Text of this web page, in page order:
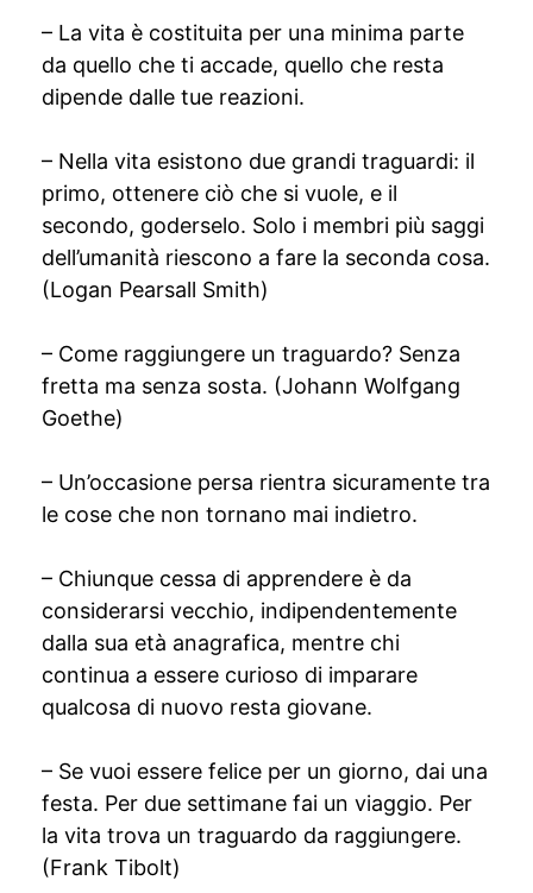
– La vita è costituita per una minima parte
da quello che ti accade, quello che resta
dipende dalle tue reazioni.
– Nella vita esistono due grandi traguardi: il
primo, ottenere ciò che si vuole, e il
secondo, goderselo. Solo i membri più saggi
dell’umanità riescono a fare la seconda cosa.
(Logan Pearsall Smith)
– Come raggiungere un traguardo? Senza
fretta ma senza sosta. (Johann Wolfgang
Goethe)
– Un’occasione persa rientra sicuramente tra
le cose che non tornano mai indietro.
– Chiunque cessa di apprendere è da
considerarsi vecchio, indipendentemente
dalla sua età anagrafica, mentre chi
continua a essere curioso di imparare
qualcosa di nuovo resta giovane.
– Se vuoi essere felice per un giorno, dai una
festa. Per due settimane fai un viaggio. Per
la vita trova un traguardo da raggiungere.
(Frank Tibolt)